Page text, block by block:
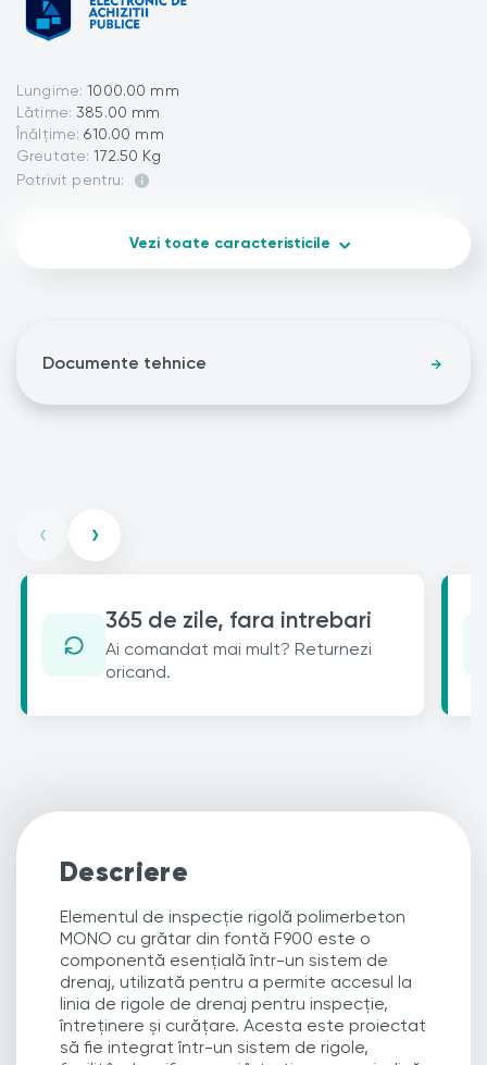
Lungime: 1000.00 mm
Lătime: 385.00 mm
Înălțime: 610.00 mm
Greutate: 172.50 Kg
Potrivit pentru:
Vezi toate caracteristicile
Documente tehnice
‹ ›
365 de zile, fara intrebari
Ai comandat mai mult? Returnezi
oricand.
Descriere
Elementul de inspecție rigolă polimerbeton
MONO cu grătar din fontă F900 este o
componentă esențială într-un sistem de
drenaj, utilizată pentru a permite accesul la
linia de rigole de drenaj pentru inspecție,
întreținere și curățare. Acesta este proiectat
să fie integrat într-un sistem de rigole,